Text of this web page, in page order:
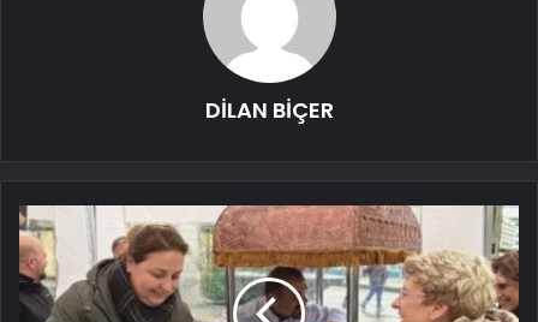
DİLAN BİÇER